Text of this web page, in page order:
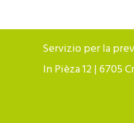
Servizio per la
In Pièza 12 | 6705